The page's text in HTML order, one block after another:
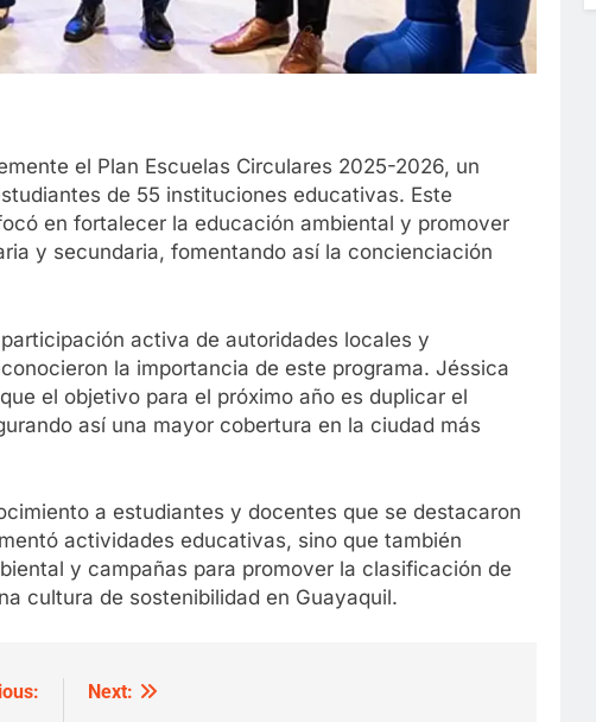
el Plan Escuelas Circulares 2025-2026, un
de 55 instituciones educativas. Este
en fortalecer la educación ambiental y promover
y secundaria, fomentando así la concienciación
activa de autoridades locales y
la importancia de este programa. Jéssica
el objetivo para el próximo año es duplicar el
así una mayor cobertura en la ciudad más
a estudiantes y docentes que se destacaron
actividades educativas, sino que también
y campañas para promover la clasificación de
cultura de sostenibilidad en Guayaquil.
Next: